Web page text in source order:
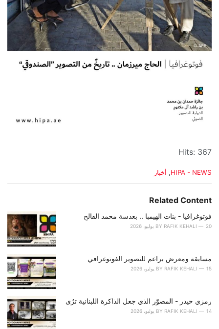
Hits: 367
C
e
o
r
:
HIPA - NEWS
, أخبار
Related Content
فوتوغرافيا - بنات الهيمبا .. بعدسة محمد الفالح
BY RAFIK KEHALI 20 يوليو، 2026
مسابقة ومعرض براعم للتصوير الفوتوغرافي
BY RAFIK KEHALI 15 يوليو، 2026
رمزي حيدر - المصوّر الذي جعل الذاكرة اللبنانية ترُى
BY RAFIK KEHALI 14 يوليو، 2026